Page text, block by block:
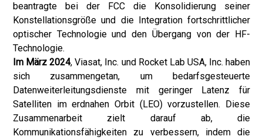
beantragte bei der FCC die Konsolidierung seiner
Konstellationsgröße und die Integration fortschrittlicher
optischer Technologie und den Übergang von der HF-
Technologie.
Im März 2024, Viasat, Inc. und Rocket Lab USA, Inc. haben
sich zusammengetan, um bedarfsgesteuerte
Datenweiterleitungsdienste mit geringer Latenz für
Satelliten im erdnahen Orbit (LEO) vorzustellen. Diese
Zusammenarbeit zielt darauf ab, die
Kommunikationsfähigkeiten zu verbessern, indem die